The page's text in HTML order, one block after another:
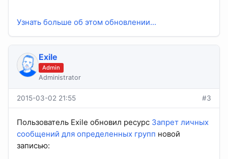
Узнать больше об этом обновлении...
Exile
Admin
Administrator
2015-03-02 21:55 #3
Пользователь Exile обновил ресурс Запрет личных
сообщений для определенных групп новой
записью: